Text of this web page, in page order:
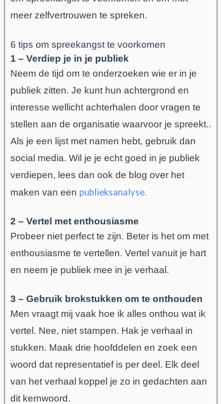
meer zelfvertrouwen te spreken.
6 tips om spreekangst te voorkomen
1 – Verdiep je in je publiek
Neem de tijd om te onderzoeken wie er in je
publiek zitten. Je kunt hun achtergrond en
interesse wellicht achterhalen door vragen te
stellen aan de organisatie waarvoor je spreekt..
Als je een lijst met namen hebt, gebruik dan
social media. Wil je je echt goed in je publiek
verdiepen, lees dan ook de blog over het
maken van een publieksanalyse.
2 – Vertel met enthousiasme
Probeer niet perfect te zijn. Beter is het om met
enthousiasme te vertellen. Vertel vanuit je hart
en neem je publiek mee in je verhaal.
3 – Gebruik brokstukken om te onthouden
Men vraagt mij vaak hoe ik alles onthou wat ik
vertel. Nee, niet stampen. Hak je verhaal in
stukken. Maak drie hoofddelen en zoek een
woord dat representatief is per deel. Elk deel
van het verhaal koppel je zo in gedachten aan
dit kernwoord.